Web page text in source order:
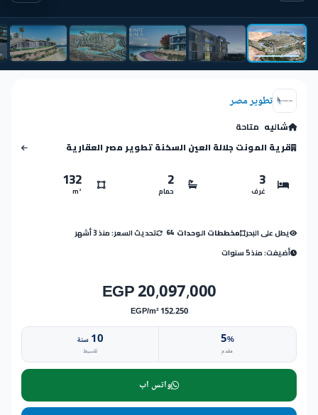
تطوير مصر
شاليه متاحة
قرية المونت جلالة العين السخنة تطوير مصر العقارية
3
غرف
2
حمام
132
m²
يطل على البحر مخططات الوحدات 64
تحديث السعر: منذ 3 أشهر
أضيفت: منذ 5 سنوات
20,097,000 EGP
152,250 EGP/m²
5%
مقدم
10 سنة
تقسيط
واتس اب